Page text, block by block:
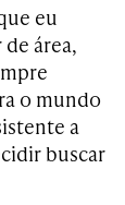
eu
área,
o mundo
a
buscar